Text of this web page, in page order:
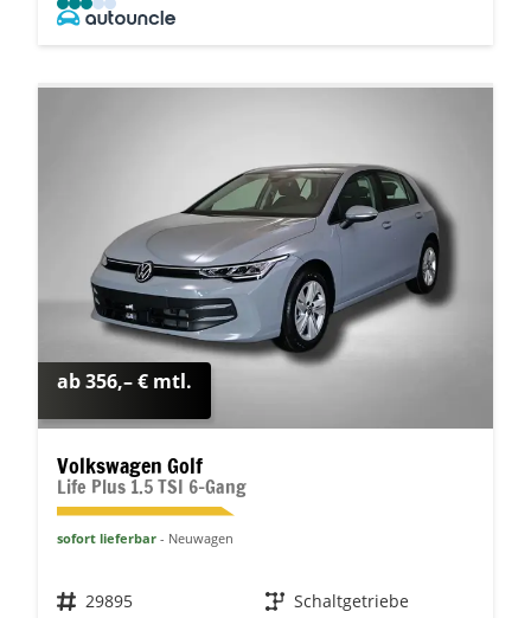
ab 356,– € mtl.
Volkswagen Golf
Life Plus 1.5 TSI 6-Gang
sofort lieferbar Neuwagen
Fahrzeugnr. 29895 Getriebe Schaltgetriebe